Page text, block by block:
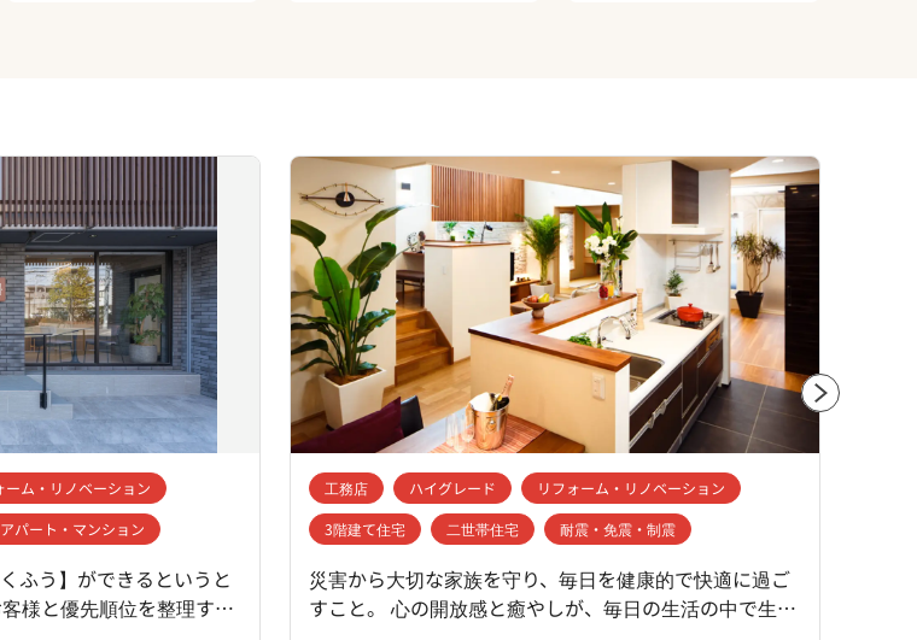
ーム・リノベーション
アパート・マンション
ふう】ができるというと
工務店 ハイグレード
リフォーム・リノベーション
3階建て住宅
二世帯住宅 耐震・免震・制震
災害から大切な家族を守り、毎日を健康的で快適に過ご
すこと。 心の開放感と癒やしが、毎日の生活の中で生ま